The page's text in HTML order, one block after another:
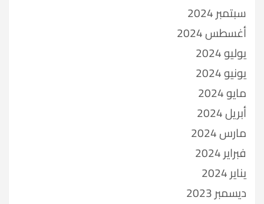
سبتمبر 2024
أغسطس 2024
يوليو 2024
يونيو 2024
مايو 2024
أبريل 2024
مارس 2024
فبراير 2024
يناير 2024
ديسمبر 2023